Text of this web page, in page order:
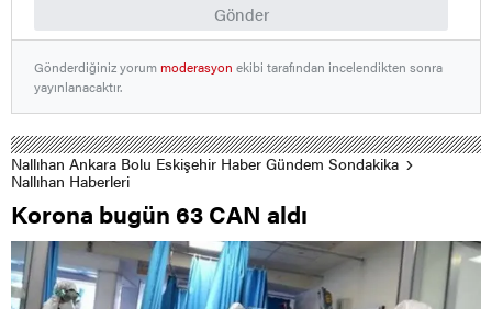
Gönder
Gönderdiğiniz yorummoderasyon ekibi tarafından incelendikten sonra
yayınlanacaktır.
Nallıhan Ankara Bolu Eskişehir Haber Gündem Sondakika
Nallıhan Haberleri
Korona bugün 63 CAN aldı